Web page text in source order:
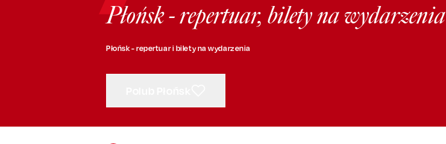
Płońsk - repertuar, bilety na wydarzenia
Płońsk - repertuar i bilety na wydarzenia